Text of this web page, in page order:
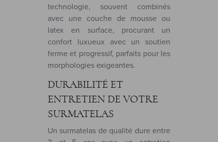
technologie, souvent combinés
avec une couche de mousse ou
latex en surface, procurant un
confort luxueux avec un soutien
ferme et progressif, parfaits pour les
morphologies exigeantes.
DURABILITÉ ET
ENTRETIEN DE VOTRE
SURMATELAS
Un surmatelas de qualité dure entre